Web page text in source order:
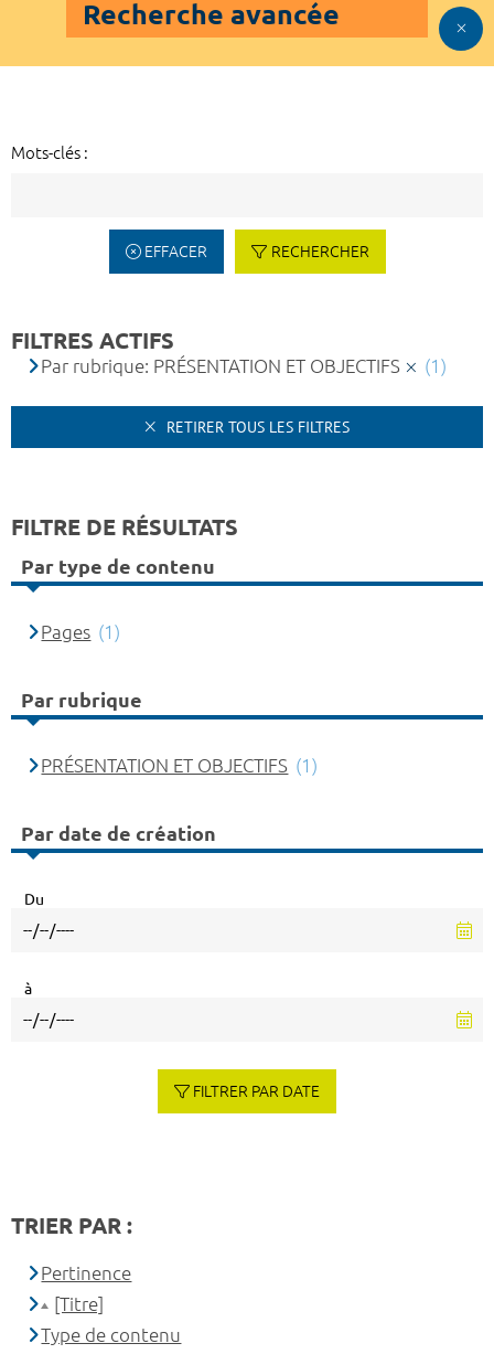
Recherche avancée
Mots-clés :
EFFACER RECHERCHER
FILTRES ACTIFS
Par rubrique: PRÉSENTATION ET OBJECTIFS (1)
RETIRER TOUS LES FILTRES
FILTRE DE RÉSULTATS
Par type de contenu
Pages (1)
Par rubrique
PRÉSENTATION ET OBJECTIFS (1)
Par date de création
Du
à
FILTRER PAR DATE
TRIER PAR :
Pertinence
[Titre]
Type de contenu